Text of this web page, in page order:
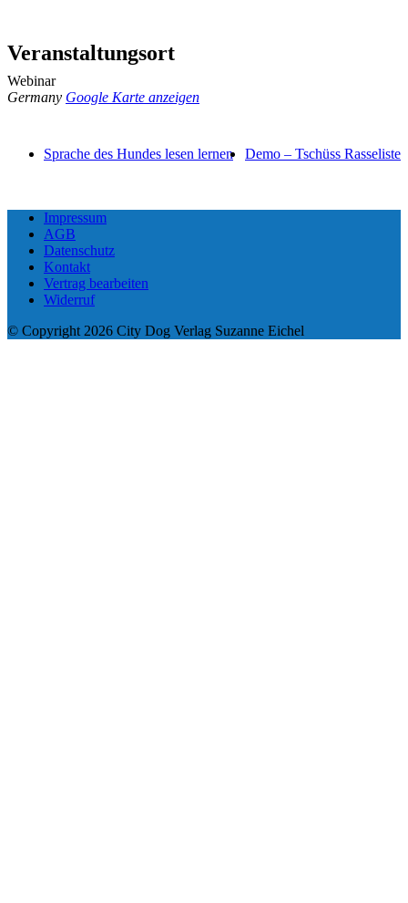
Veranstaltungsort
Webinar
Germany Google Karte anzeigen
Sprache des Hundes lesen lernen Demo – Tschüss Rasseliste
Impressum
AGB
Datenschutz
Kontakt
Vertrag bearbeiten
Widerruf
© Copyright 2026 City Dog Verlag Suzanne Eichel